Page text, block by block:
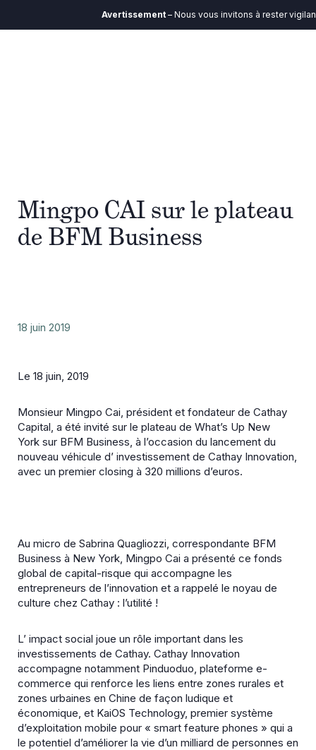
Avertissement– Nous vous invitons à rester
Mingpo CAI sur le plateau
de BFM Business
18 juin 2019
Le 18 juin, 2019
Monsieur Mingpo Cai, président et fondateur de Cathay
Capital, a été invité sur le plateau de What’s Up New
York sur BFM Business, à l’occasion du lancement du
nouveau véhicule d’ investissement de Cathay Innovation,
avec un premier closing à 320 millions d’euros.
Au micro de Sabrina Quagliozzi, correspondante BFM
Business à New York, Mingpo Cai a présenté ce fonds
global de capital-risque qui accompagne les
entrepreneurs de l’innovation et a rappelé le noyau de
culture chez Cathay : l’utilité !
L’ impact social joue un rôle important dans les
investissements de Cathay. Cathay Innovation
accompagne notamment Pinduoduo, plateforme e-
commerce qui renforce les liens entre zones rurales et
zones urbaines en Chine de façon ludique et
économique, et KaiOS Technology, premier système
d’exploitation mobile pour « smart feature phones » qui a
le potentiel d’améliorer la vie d’un milliard de personnes en